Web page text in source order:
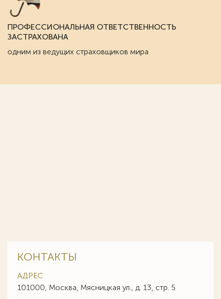
ПРОФЕССИОНАЛЬНАЯ ОТВЕТСТВЕННОСТЬ
ЗАСТРАХОВАНА
одним из ведущих страховщиков мира
КОНТАКТЫ
АДРЕС
101000, Москва, Мясницкая ул., д. 13, стр. 5